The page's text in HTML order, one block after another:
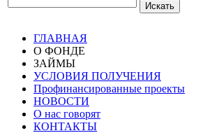
Искать
ГЛАВНАЯ
О ФОНДЕ
ЗАЙМЫ
УСЛОВИЯ ПОЛУЧЕНИЯ
Профинансированные проекты
НОВОСТИ
О нас говорят
КОНТАКТЫ